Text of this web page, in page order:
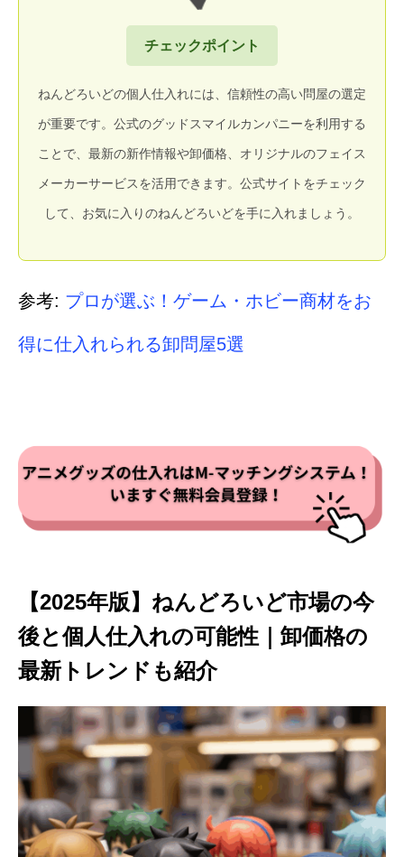
チェックポイント
ねんどろいどの個人仕入れには、信頼性の高い問屋の選定
が重要です。公式のグッドスマイルカンパニーを利用する
ことで、最新の新作情報や卸価格、オリジナルのフェイス
メーカーサービスを活用できます。公式サイトをチェック
して、お気に入りのねんどろいどを手に入れましょう。
参考: プロが選ぶ！ゲーム・ホビー商材をお
得に仕入れられる卸問屋5選
【2025年版】ねんどろいど市場の今
後と個人仕入れの可能性｜卸価格の
最新トレンドも紹介